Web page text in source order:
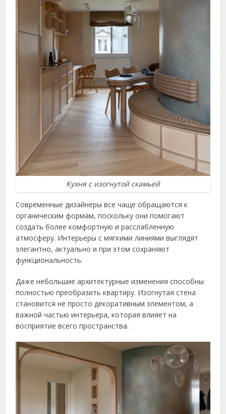
Кухня с изогнутой скамьей
Современные дизайнеры все чаще обращаются к
органическим формам, поскольку они помогают
создать более комфортную и расслабленную
атмосферу. Интерьеры с мягкими линиями выглядят
элегантно, актуально и при этом сохраняют
функциональность.
Даже небольшие архитектурные изменения способны
полностью преобразить квартиру. Изогнутая стена
становится не просто декоративным элементом, а
важной частью интерьера, которая влияет на
восприятие всего пространства.